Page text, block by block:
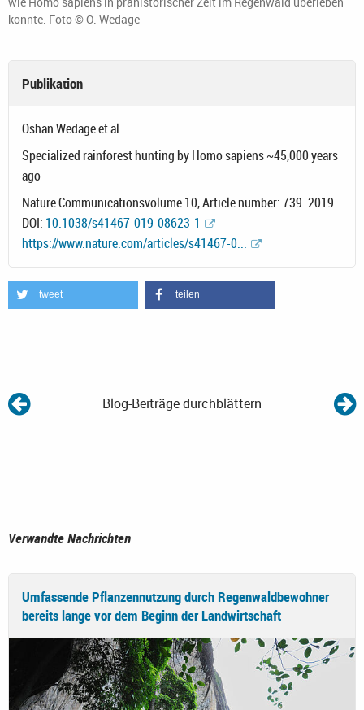
konnte. Foto © O. Wedage
Publikation
Oshan Wedage et al.
Specialized rainforest hunting by Homo sapiens ~45,000 years
ago
Nature Communicationsvolume 10, Article number: 739. 2019
DOI: 10.1038/s41467-019-08623-1
https://www.nature.com/articles/s41467-0...
tweet teilen
Blog-Beiträge durchblättern
Verwandte Nachrichten
Umfassende Pflanzennutzung durch Regenwaldbewohner
bereits lange vor dem Beginn der Landwirtschaft